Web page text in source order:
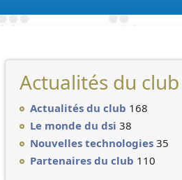
Actualités du club
Actualités du club 168
Le monde du dsi 38
Nouvelles technologies 35
Partenaires du club 110